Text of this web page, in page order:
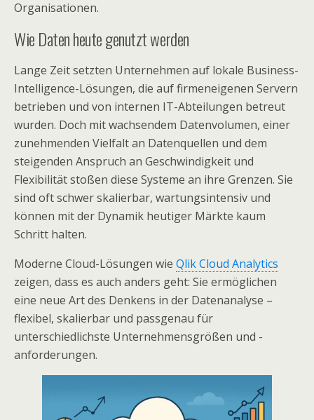
Organisationen.
Wie Daten heute genutzt werden
Lange Zeit setzten Unternehmen auf lokale Business-
Intelligence-Lösungen, die auf firmeneigenen Servern
betrieben und von internen IT-Abteilungen betreut
wurden. Doch mit wachsendem Datenvolumen, einer
zunehmenden Vielfalt an Datenquellen und dem
steigenden Anspruch an Geschwindigkeit und
Flexibilität stoßen diese Systeme an ihre Grenzen. Sie
sind oft schwer skalierbar, wartungsintensiv und
können mit der Dynamik heutiger Märkte kaum
Schritt halten.
Moderne Cloud-Lösungen wie Qlik Cloud Analytics
zeigen, dass es auch anders geht: Sie ermöglichen
eine neue Art des Denkens in der Datenanalyse –
flexibel, skalierbar und passgenau für
unterschiedlichste Unternehmensgrößen und -
anforderungen.